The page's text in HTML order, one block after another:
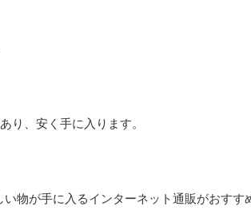
り、安く手に入ります。
物が手に入るインターネット通販がおすす